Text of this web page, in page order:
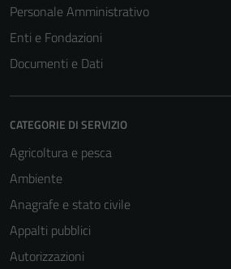
Personale Amministrativo
Enti e Fondazioni
Documenti e Dati
CATEGORIE DI SERVIZIO
Agricoltura e pesca
Ambiente
Anagrafe e stato civile
Appalti pubblici
Autorizzazioni